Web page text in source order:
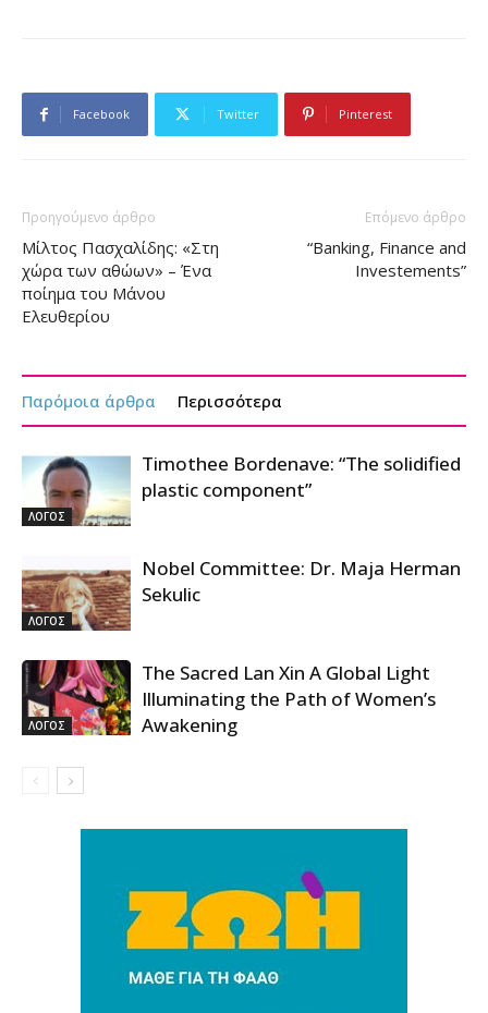
Facebook Twitter Pinterest
Προηγούμενο άρθρο
Μίλτος Πασχαλίδης: «Στη
χώρα των αθώων» – Ένα
ποίημα του Μάνου
Ελευθερίου
Επόμενο άρθρο
“Banking, Finance and
Investements”
Παρόμοια άρθρα Περισσότερα
ΛΟΓΟΣ
Timothee Bordenave: “The solidified
plastic component”
ΛΟΓΟΣ
Nobel Committee: Dr. Maja Herman
Sekulic
ΛΟΓΟΣ
The Sacred Lan Xin A Global Light
Illuminating the Path of Women’s
Awakening